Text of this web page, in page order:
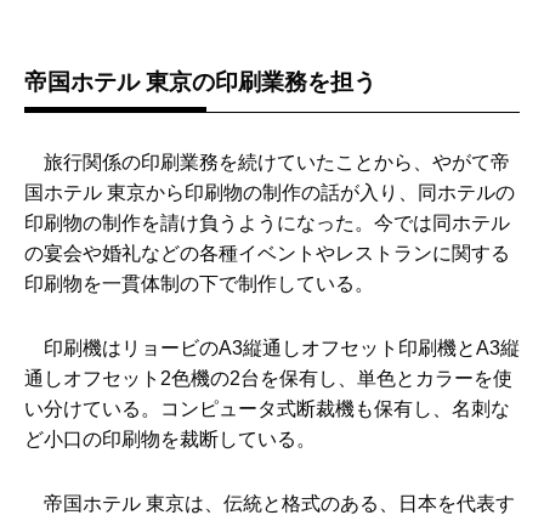
帝国ホテル 東京の印刷業務を担う
旅行関係の印刷業務を続けていたことから、やがて帝
国ホテル 東京から印刷物の制作の話が入り、同ホテルの
印刷物の制作を請け負うようになった。今では同ホテル
の宴会や婚礼などの各種イベントやレストランに関する
印刷物を一貫体制の下で制作している。
印刷機はリョービのA3縦通しオフセット印刷機とA3縦
通しオフセット2色機の2台を保有し、単色とカラーを使
い分けている。コンピュータ式断裁機も保有し、名刺な
ど小口の印刷物を裁断している。
帝国ホテル 東京は、伝統と格式のある、日本を代表す